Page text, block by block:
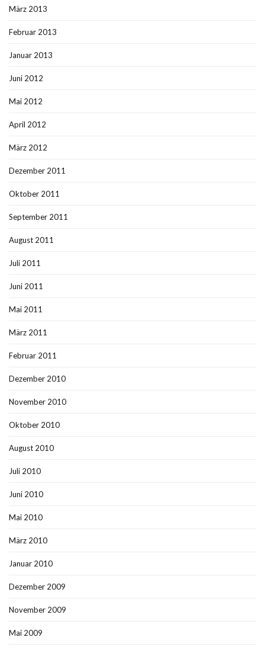
März 2013
Februar 2013
Januar 2013
Juni 2012
Mai 2012
April 2012
März 2012
Dezember 2011
Oktober 2011
September 2011
August 2011
Juli 2011
Juni 2011
Mai 2011
März 2011
Februar 2011
Dezember 2010
November 2010
Oktober 2010
August 2010
Juli 2010
Juni 2010
Mai 2010
März 2010
Januar 2010
Dezember 2009
November 2009
Mai 2009